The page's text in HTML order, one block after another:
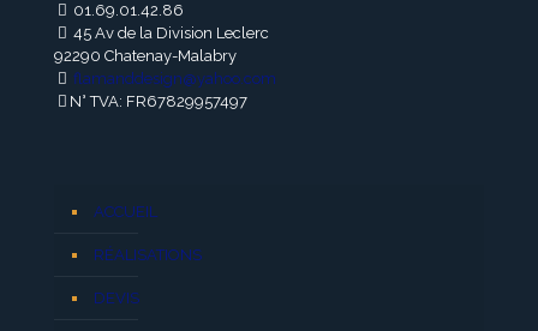
01.69.01.42.86
45 Av de la Division Leclerc
92290 Chatenay-Malabry
flamanddesign@yahoo.com
N° TVA: FR67829957497
ACCUEIL
RÉALISATIONS
DEVIS